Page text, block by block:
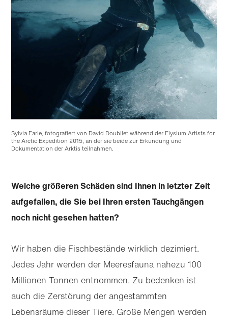
Sylvia Earle, fotografiert von David Doubilet während der Elysium Artists for
the Arctic Expedition 2015, an der sie beide zur Erkundung und
Dokumentation der Arktis teilnahmen.
Welche größeren Schäden sind Ihnen in letzter Zeit
aufgefallen, die Sie bei Ihren ersten Tauchgängen
noch nicht gesehen hatten?
Wir haben die Fischbestände wirklich dezimiert.
Jedes Jahr werden der Meeresfauna nahezu 100
Millionen Tonnen entnommen. Zu bedenken ist
auch die Zerstörung der angestammten
Lebensräume dieser Tiere. Große Mengen werden